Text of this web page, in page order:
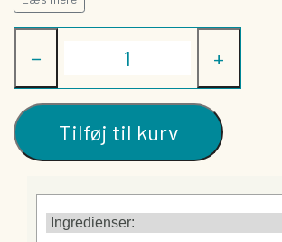
Næringsdeklaration (indhold pr. 100g):
-heraf sukkerarter (g)
Kostfibre (g)
Salt (g)
− +
Tilføj til kurv
Ingredienser: